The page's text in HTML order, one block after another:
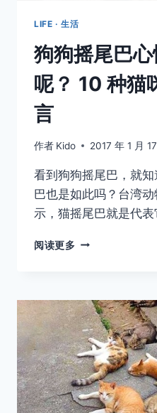
假
了
LIFE · 生活
狗狗摇尾巴
呢？ 10 种猫
言
作者 Kido 2017 年 1 月
看到狗狗摇尾巴，就
巴也是如此吗？台湾
示，猫摇尾巴就是代
阅读更多 狗
巴
心
情
好，
那
猫
猫
呢？